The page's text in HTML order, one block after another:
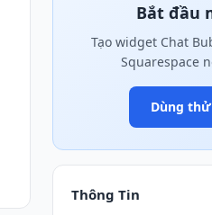
Bắt đầu
Tạo widget Chat
Squarespace
Dùng
Thông Tin